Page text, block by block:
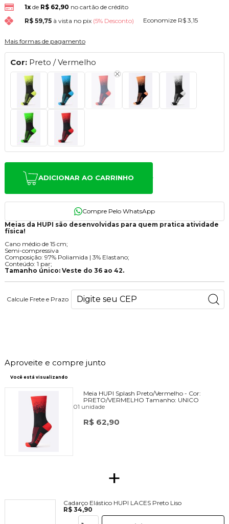
1xde R$ 62,90 no cartão de crédito
R$ 59,75 à vista no pix (5% Desconto) Economize R$ 3,15
Mais formas de pagamento
Cor: Preto / Vermelho
ADICIONAR AO CARRINHO
Meias da HUPI são desenvolvidas para quem pratica atividade
física!
Cano médio de 15 cm;
Semi-compressiva
Composição: 97% Poliamida | 3% Elastano;
Conteúdo: 1 par;
Tamanho único: Veste do 36 ao 42.
Calcule Frete e Prazo
Aproveite e compre junto
Você está visualizando
Meia HUPI Splash Preto/Vermelho - Cor:
PRETO/VERMELHO Tamanho: UNICO
01 unidade
R$ 62,90
+
Cadarço Elástico HUPI LACES Preto Liso
R$ 34,90